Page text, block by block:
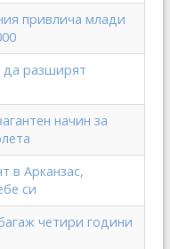
привлича млади
да разширят
начин за
в Арканзас,
си
четири години